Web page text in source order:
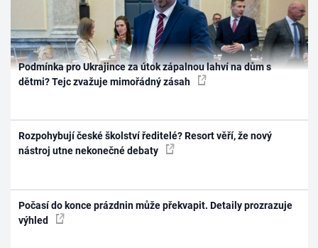
Podmínka pro Ukrajince za útok zápalnou lahví na dům s
dětmi? Tejc zvažuje mimořádný zásah
Rozpohybují české školství ředitelé? Resort věří, že nový
nástroj utne nekonečné debaty
Počasí do konce prázdnin může překvapit. Detaily prozrazuje
výhled